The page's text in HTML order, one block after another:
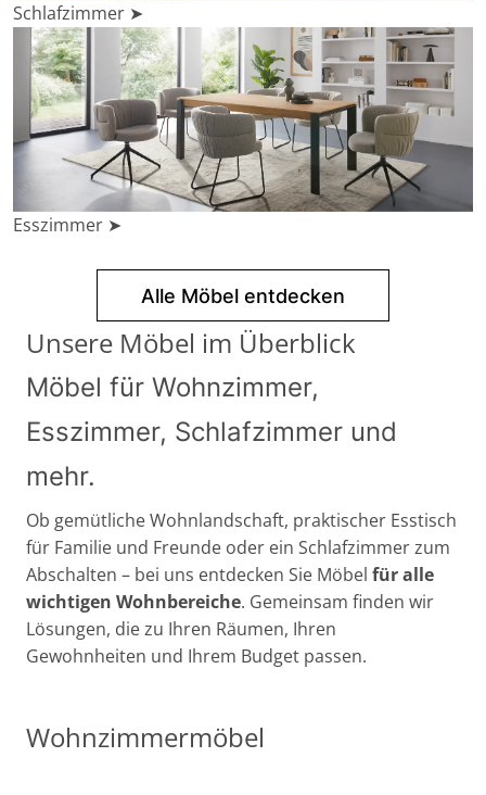
Schlafzimmer ➤
Esszimmer ➤
Alle Möbel entdecken
Unsere Möbel im Überblick
Möbel für Wohnzimmer,
Esszimmer, Schlafzimmer und
mehr.
Ob gemütliche Wohnlandschaft, praktischer Esstisch
für Familie und Freunde oder ein Schlafzimmer zum
Abschalten – bei uns entdecken Sie Möbel für alle
wichtigen Wohnbereiche. Gemeinsam finden wir
Lösungen, die zu Ihren Räumen, Ihren
Gewohnheiten und Ihrem Budget passen.
Wohnzimmermöbel